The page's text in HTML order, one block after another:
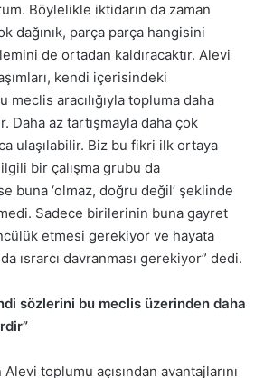
Böylelikle iktidarın da zaman
dağınık, parça parça hangisini
de ortadan kaldıracaktır. Alevi
kendi içerisindeki
aracılığıyla topluma daha
Daha az tartışmayla daha çok
ulaşılabilir. Biz bu fikri ilk ortaya
ilgili bir çalışma grubu da
buna ‘olmaz, doğru değil’ şeklinde
Sadece birilerinin buna gayret
etmesi gerekiyor ve hayata
ısrarcı davranması gerekiyor” dedi.
sözlerini bu meclis üzerinden daha
toplumu açısından avantajlarını